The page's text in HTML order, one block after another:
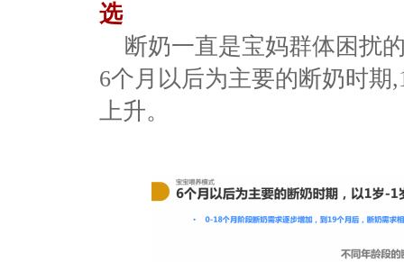
选
断奶一直是宝妈群体困扰
6个月以后为主要的断奶时期,
上升。